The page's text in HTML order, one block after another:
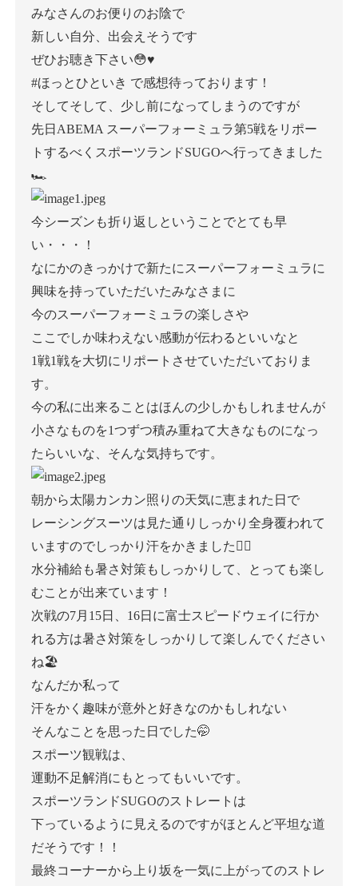
みなさんのお便りのお陰で
新しい自分、出会えそうです
ぜひお聴き下さい😳♥️
#ほっとひといき で感想待っております！
そしてそして、少し前になってしまうのですが
先日 ABEMA スーパーフォーミュラ第5戦をリポー
トするべくスポーツランドSUGOへ行ってきました
🏎
今シーズンも折り返しということでとても早
い・・・！
なにかのきっかけで新たにスーパーフォーミュラに
興味を持っていただいたみなさまに
今のスーパーフォーミュラの楽しさや
ここでしか味わえない感動が伝わるといいなと
1戦1戦を大切にリポートさせていただいておりま
す。
今の私に出来ることはほんの少しかもしれませんが
小さなものを1つずつ積み重ねて大きなものになっ
たらいいな、そんな気持ちです。
朝から太陽カンカン照りの天気に恵まれた日で
レーシングスーツは見た通りしっかり全身覆われて
いますのでしっかり汗をかきました👍🏻
水分補給も暑さ対策もしっかりして、とっても楽し
むことが出来ています！
次戦の7月15日、16日に富士スピードウェイに行か
れる方は暑さ対策をしっかりして楽しんでください
ね🏖
なんだか私って
汗をかく趣味が意外と好きなのかもしれない
そんなことを思った日でした🤭
スポーツ観戦は、
運動不足解消にもとってもいいです。
スポーツランドSUGOのストレートは
下っているように見えるのですがほとんど平坦な道
だそうです！！
最終コーナーから 上り坂を一気に上がってのストレ